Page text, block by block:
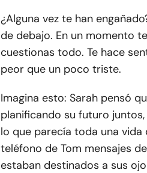
¿Alguna vez te han
de debajo. En un momento
cuestionas todo. Te hace
peor que un poco triste.
Imagina esto: Sarah pensó
planificando su futuro
lo que parecía toda una vida
teléfono de Tom mensajes
estaban destinados a sus